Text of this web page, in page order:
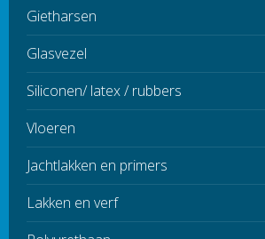
Gietharsen
Glasvezel
Siliconen/ latex / rubbers
Vloeren
Jachtlakken en primers
Lakken en verf